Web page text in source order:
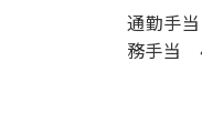
通勤手
務手当